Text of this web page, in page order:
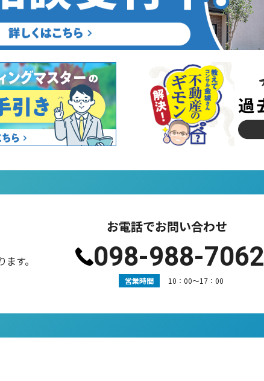
す。
お電話でお問い合わせ
098-988-7062
営業時間 10：00〜17：00